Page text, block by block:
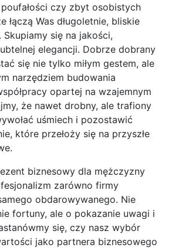
czy zbyt osobistych
łączą Was długoletnie, bliskie
się na jakości,
elegancji. Dobrze dobrany
się nie tylko miłym gestem, ale
narzędziem budowania
opartej na wzajemnym
że nawet drobny, ale trafiony
uśmiech i pozostawić
które przełoży się na przyszłe
biznesowy dla mężczyzny
zarówno firmy
obdarowywanego. Nie
fortuny, ale o pokazanie uwagi i
się, czy nasz wybór
jako partnera biznesowego